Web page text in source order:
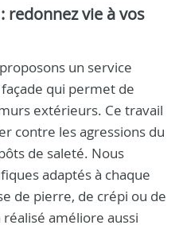
redonnez vie à vos
un service
qui permet de
extérieurs. Ce travail
contre les agressions du
de saleté. Nous
adaptés à chaque
de pierre, de crépi ou de
améliore aussi